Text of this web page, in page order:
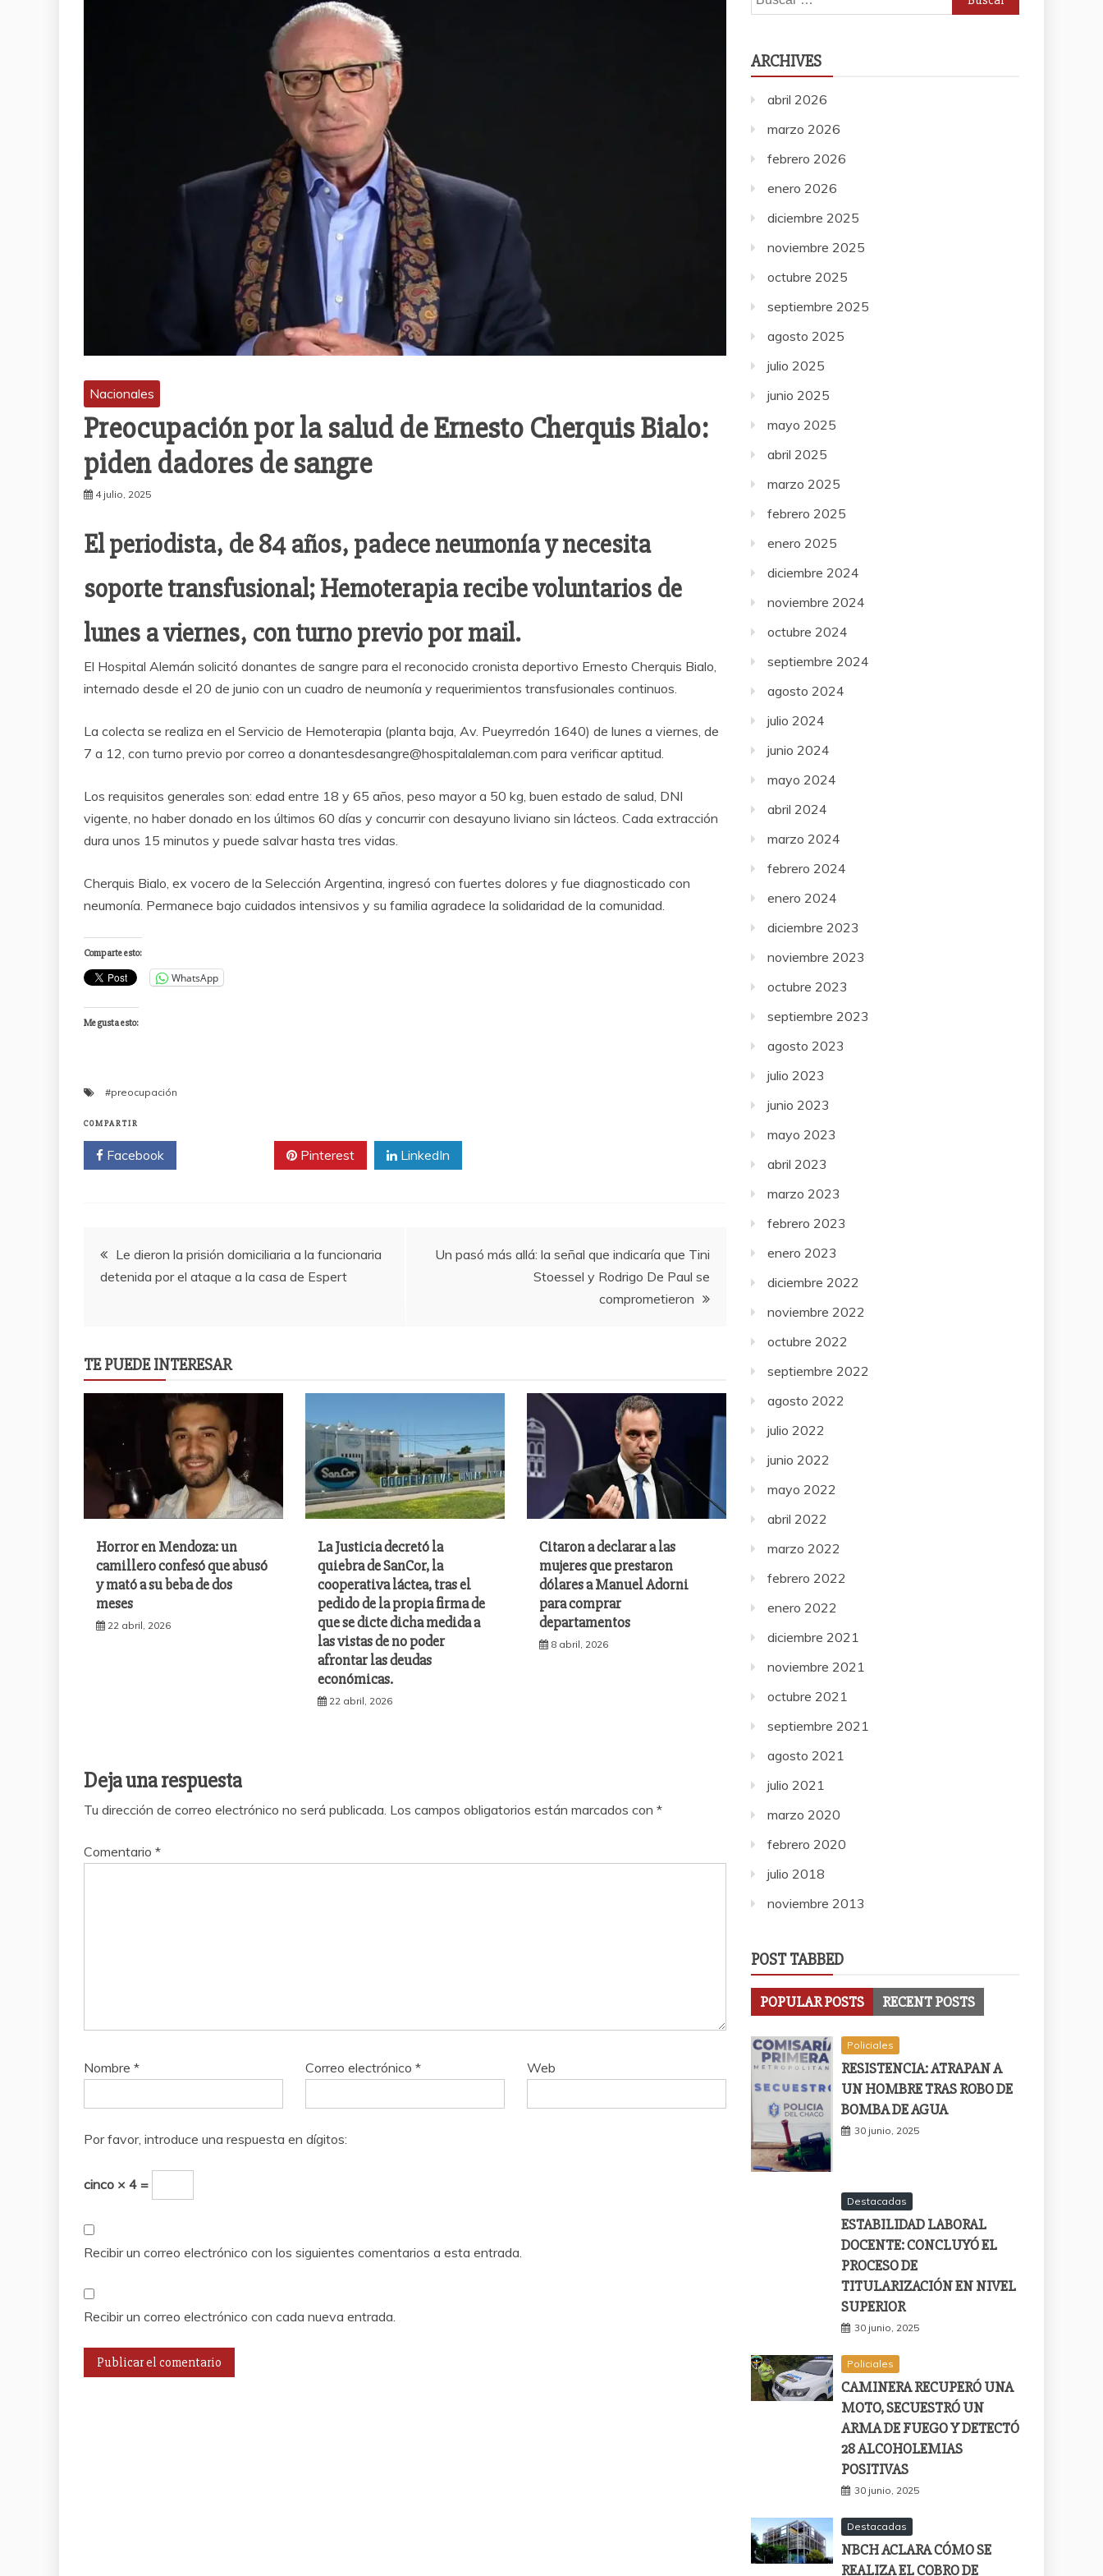
Nacionales
Preocupación por la salud de Ernesto Cherquis Bialo:
piden dadores de sangre
4 julio, 2025
El periodista, de 84 años, padece neumonía y necesita
soporte transfusional; Hemoterapia recibe voluntarios de
lunes a viernes, con turno previo por mail.
El Hospital Alemán solicitó donantes de sangre para el reconocido cronista deportivo Ernesto Cherquis Bialo,
internado desde el 20 de junio con un cuadro de neumonía y requerimientos transfusionales continuos.
La colecta se realiza en el Servicio de Hemoterapia (planta baja, Av. Pueyrredón 1640) de lunes a viernes, de
7 a 12, con turno previo por correo a donantesdesangre@hospitalaleman.com para verificar aptitud.
Los requisitos generales son: edad entre 18 y 65 años, peso mayor a 50 kg, buen estado de salud, DNI
vigente, no haber donado en los últimos 60 días y concurrir con desayuno liviano sin lácteos. Cada extracción
dura unos 15 minutos y puede salvar hasta tres vidas.
Cherquis Bialo, ex vocero de la Selección Argentina, ingresó con fuertes dolores y fue diagnosticado con
neumonía. Permanece bajo cuidados intensivos y su familia agradece la solidaridad de la comunidad.
Comparte esto:
WhatsApp
Me gusta esto:
#preocupación
COMPARTIR
Facebook Pinterest LinkedIn
Navegación
Le dieron la prisión domiciliaria a la funcionaria
detenida por el ataque a la casa de Espert
Un pasó más allá: la señal que indicaría que Tini
Stoessel y Rodrigo De Paul se
comprometieron
TE PUEDE INTERESAR
Horror en Mendoza: un
camillero confesó que abusó
y mató a su beba de dos
meses
22 abril, 2026
La Justicia decretó la
quiebra de SanCor, la
cooperativa láctea, tras el
pedido de la propia firma de
que se dicte dicha medida a
las vistas de no poder
afrontar las deudas
económicas.
22 abril, 2026
Citaron a declarar a las
mujeres que prestaron
dólares a Manuel Adorni
para comprar
departamentos
8 abril, 2026
Deja una respuesta
Tu dirección de correo electrónico no será publicada. Los campos obligatorios están marcados con *
Comentario *
Nombre * Correo electrónico* Web
Por favor, introduce una respuesta en dígitos:
cinco × 4 =
Recibir un correo electrónico con los siguientes comentarios a esta entrada.
Recibir un correo electrónico con cada nueva entrada.
ARCHIVES
abril 2026
marzo 2026
febrero 2026
enero 2026
diciembre 2025
noviembre 2025
octubre 2025
septiembre 2025
agosto 2025
julio 2025
junio 2025
mayo 2025
abril 2025
marzo 2025
febrero 2025
enero 2025
diciembre 2024
noviembre 2024
octubre 2024
septiembre 2024
agosto 2024
julio 2024
junio 2024
mayo 2024
abril 2024
marzo 2024
febrero 2024
enero 2024
diciembre 2023
noviembre 2023
octubre 2023
septiembre 2023
agosto 2023
julio 2023
junio 2023
mayo 2023
abril 2023
marzo 2023
febrero 2023
enero 2023
diciembre 2022
noviembre 2022
octubre 2022
septiembre 2022
agosto 2022
julio 2022
junio 2022
mayo 2022
abril 2022
marzo 2022
febrero 2022
enero 2022
diciembre 2021
noviembre 2021
octubre 2021
septiembre 2021
agosto 2021
julio 2021
marzo 2020
febrero 2020
julio 2018
noviembre 2013
POST TABBED
POPULAR POSTS RECENT POSTS
Policiales
RESISTENCIA: ATRAPAN A
UN HOMBRE TRAS ROBO DE
BOMBA DE AGUA
30 junio, 2025
Destacadas
ESTABILIDAD LABORAL
DOCENTE: CONCLUYÓ EL
PROCESO DE
TITULARIZACIÓN EN NIVEL
SUPERIOR
30 junio, 2025
Policiales
CAMINERA RECUPERÓ UNA
MOTO, SECUESTRÓ UN
ARMA DE FUEGO Y DETECTÓ
28 ALCOHOLEMIAS
POSITIVAS
30 junio, 2025
Destacadas
NBCH ACLARA CÓMO SE
REALIZA EL COBRO DE